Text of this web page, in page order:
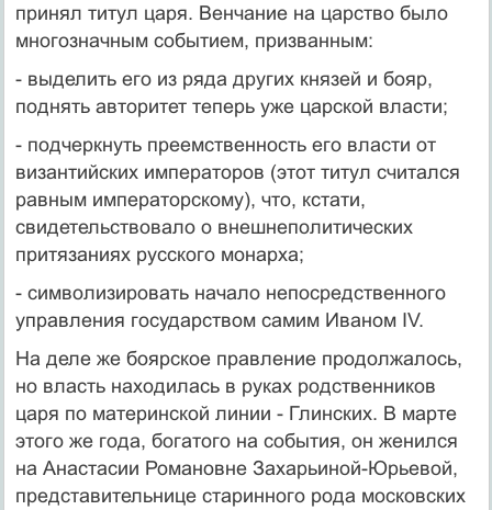
принял титул царя. Венчание на царство было
многозначным событием, призванным:
- выделить его из ряда других князей и бояр,
поднять авторитет теперь уже царской власти;
- подчеркнуть преемственность его власти от
византийских императоров (этот титул считался
равным императорскому), что, кстати,
свидетельствовало о внешнеполитических
притязаниях русского монарха;
- символизировать начало непосредственного
управления государством самим Иваном IV.
На деле же боярское правление продолжалось,
но власть находилась в руках родственников
царя по материнской линии - Глинских. В марте
этого же года, богатого на события, он женился
на Анастасии Романовне Захарьиной-Юрьевой,
представительнице старинного рода московских